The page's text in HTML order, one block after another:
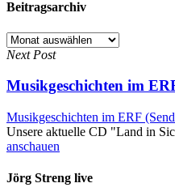
Beitragsarchiv
Beitragsarchiv
Next Post
Musikgeschichten im
Musikgeschichten im ERF
Unsere aktuelle CD "Land in
anschauen
Jörg Streng live